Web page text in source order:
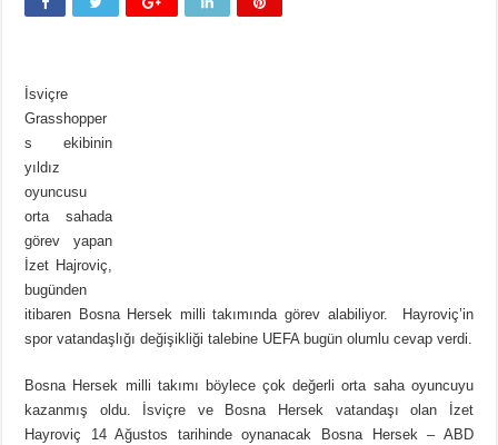
İsviçre
Grasshopper
s ekibinin
yıldız
oyuncusu
orta sahada
görev yapan
İzet Hajroviç,
bugünden
itibaren Bosna Hersek milli takımında görev alabiliyor. Hayroviç’in
spor vatandaşlığı değişikliği talebine UEFA bugün olumlu cevap verdi.
Bosna Hersek milli takımı böylece çok değerli orta saha oyuncuyu
kazanmış oldu. İsviçre ve Bosna Hersek vatandaşı olan İzet
Hayroviç 14 Ağustos tarihinde oynanacak Bosna Hersek – ABD